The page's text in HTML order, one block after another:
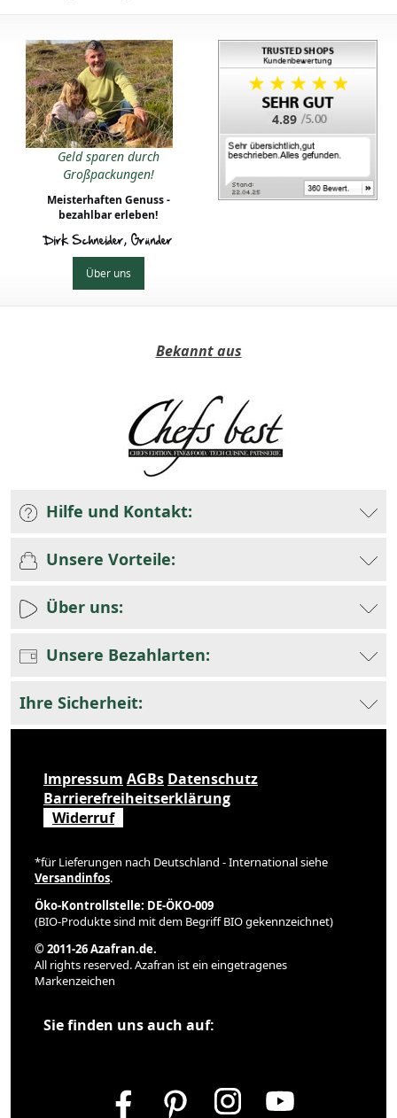
Geld sparen durch
Großpackungen!
Meisterhaften Genuss -
bezahlbar erleben!
Dirk Schneider, Gründer
Über uns
4.89
Bekannt aus
Hilfe und Kontakt:
Unsere Vorteile:
Über uns:
Unsere Bezahlarten:
Ihre Sicherheit:
Impressum AGBs Datenschutz
Barrierefreiheitserklärung
Widerruf
*für Lieferungen nach Deutschland - International siehe
Versandinfos.
Öko-Kontrollstelle: DE-ÖKO-009
(BIO-Produkte sind mit dem Begriff BIO gekennzeichnet)
© 2011-26 Azafran.de.
All rights reserved. Azafran ist ein eingetragenes
Markenzeichen
Sie finden uns auch auf: